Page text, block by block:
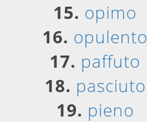
15. opimo
16. opulento
17. paffuto
18. pasciuto
19. pieno